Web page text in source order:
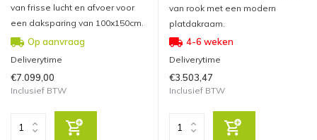
van frisse lucht en afvoer voor
een daksparing van 100x150cm.
Op aanvraag
Deliverytime
€7.099,00
Inclusief BTW
van rook met een modern
platdakraam.
4-6 weken
Deliverytime
€3.503,47
Inclusief BTW